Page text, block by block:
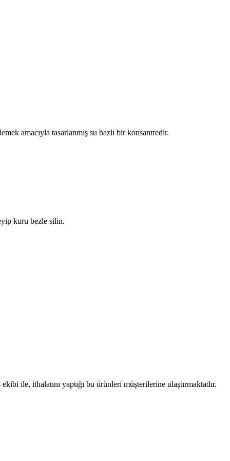
amacıyla tasarlanmış su bazlı bir konsantredir.
kuru bezle silin.
ile, ithalatını yaptığı bu ürünleri müşterilerine ulaştırmaktadır.